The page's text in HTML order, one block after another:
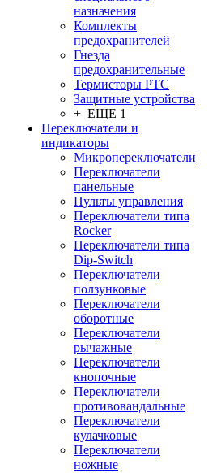
назначения
Комплекты
предохранителей
Гнезда
предохранительные
Термисторы PTC
Защитные устройства
+ ЕЩЕ 1
Переключатели и
индикаторы
Микропереключатели
Переключатели
панельные
Пульты управления
Переключатели типа
Rocker
Переключатели типа
Dip-Switch
Переключатели
ползунковые
Переключатели
оборотные
Переключатели
рычажные
Переключатели
кнопочные
Переключатели
противовандальные
Переключатели
кулачковые
Переключатели
ножные